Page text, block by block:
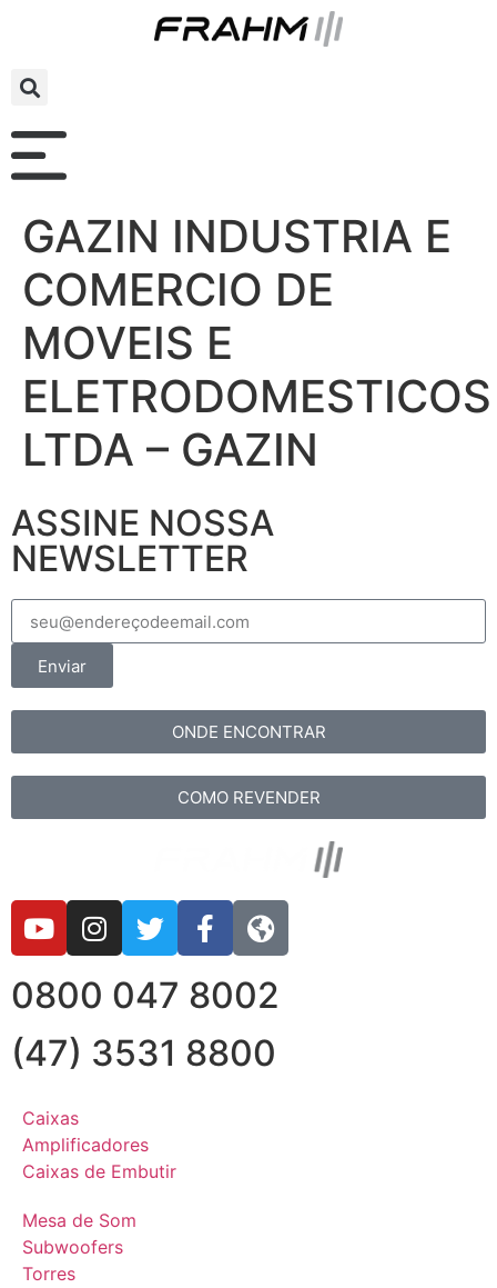
GAZIN INDUSTRIA E
COMERCIO DE
MOVEIS E
ELETRODOMESTICOS
LTDA – GAZIN
ASSINE NOSSA
NEWSLETTER
Enviar
ONDE ENCONTRAR
COMO REVENDER
0800 047 8002
(47) 3531 8800
Caixas
Amplificadores
Caixas de Embutir
Mesa de Som
Subwoofers
Torres